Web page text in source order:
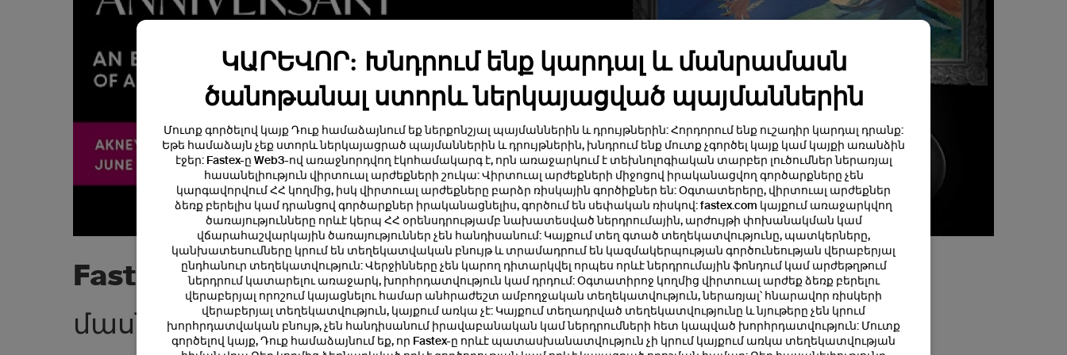
ԿԱՐԵՎՈՐ: Խնդրում ենք կարդալ և մանրամասն
ծանոթանալ ստորև ներկայացված պայմաններին
Մուտք գործելով կայք Դուք համաձայնում եք ներքոնշյալ պայմաններին և դրույթներին: Հորդորում ենք ուշադիր կարդալ դրանք:
Եթե համաձայն չեք ստորև ներկայացրած պայմաններին և դրույթներին, խնդրում ենք մուտք չգործել կայք կամ կայքի առանձին
էջեր: Fastex-ը Web3-ով առաջնորդվող էկոհամակարգ է, որն առաջարկում է տեխնոլոգիական տարբեր լուծումներ ներառյալ
հասանելիություն վիրտուալ արժեքների շուկա: Վիրտուալ արժեքների միջոցով իրականացվող գործարքները չեն
կարգավորվում ՀՀ կողմից, իսկ վիրտուալ արժեքները բարձր ռիսկային գործիքներ են: Օգտատերերը, վիրտուալ արժեքներ
ձեռք բերելիս կամ դրանցով գործարքներ իրականացնելիս, գործում են սեփական ռիսկով: fastex.com կայքում առաջարկվող
ծառայությունները որևէ կերպ ՀՀ օրենսդրությամբ նախատեսված ներդրումային, արժույթի փոխանակման կամ
վճարահաշվարկային ծառայություններ չեն հանդիսանում: Կայքում տեղ գտած տեղեկատվությունը, պատկերները,
կանխատեսումները կրում են տեղեկատվական բնույթ և տրամադրում են կազմակերպության գործունեության վերաբերյալ
ընդհանուր տեղեկատվություն: Վերջինները չեն կարող դիտարկվել որպես որևէ ներդրումային ֆոնդում կամ արժեթղթում
ներդրում կատարելու առաջարկ, խորհրդատվություն կամ դրդում: Օգտատիրոջ կողմից վիրտուալ արժեք ձեռք բերելու
վերաբերյալ որոշում կայացնելու համար անհրաժեշտ ամբողջական տեղեկատվություն, ներառյալ՝ հնարավոր ռիսկերի
վերաբերյալ տեղեկատվություն, կայքում առկա չէ: Կայքում տեղադրված տեղեկատվությունը և նյութերը չեն կրում
խորհրդատվական բնույթ, չեն հանդիսանում իրավաբանական կամ ներդրումների հետ կապված խորհրդատվություն: Մուտք
գործելով կայք, Դուք համաձայնում եք, որ Fastex-ը որևէ պատասխանատվություն չի կրում կայքում առկա տեղեկատվության
Fastex-ն աջակցում է բիենալեում Հայաստանի
մասնակցության 100 ամյակին նվիրված միջոցառմանը